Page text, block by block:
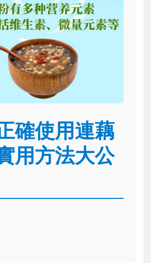
確使用連藕
用方法大公